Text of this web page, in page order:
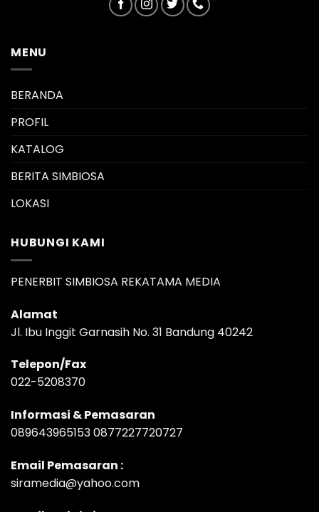
MENU
BERANDA
PROFIL
KATALOG
BERITA SIMBIOSA
LOKASI
HUBUNGI KAMI
PENERBIT SIMBIOSA REKATAMA MEDIA
Alamat
Jl. Ibu Inggit Garnasih No. 31 Bandung 40242
Telepon/Fax
022-5208370
Informasi & Pemasaran
089643965153 0877227720727
Email Pemasaran :
siramedia@yahoo.com